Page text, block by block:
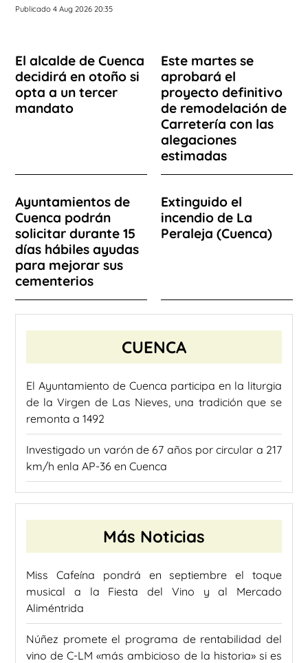
Publicado 4 Aug 2026 20:35
El alcalde de Cuenca
decidirá en otoño si
opta a un tercer
mandato
Este martes se
aprobará el
proyecto definitivo
de remodelación de
Carretería con las
alegaciones
estimadas
Ayuntamientos de
Cuenca podrán
solicitar durante 15
días hábiles ayudas
para mejorar sus
cementerios
Extinguido el
incendio de La
Peraleja (Cuenca)
CUENCA
El Ayuntamiento de Cuenca participa en la liturgia
de la Virgen de Las Nieves, una tradición que se
remonta a 1492
Investigado un varón de 67 años por circular a 217
km/h enla AP-36 en Cuenca
Más Noticias
Miss Cafeína pondrá en septiembre el toque
musical a la Fiesta del Vino y al Mercado
Aliméntrida
Núñez promete el programa de rentabilidad del
vino de C-LM «más ambicioso de la historia» si es